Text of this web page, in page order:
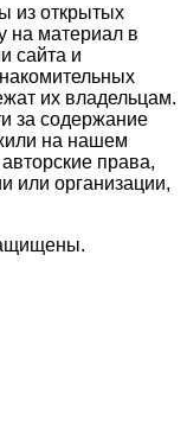
из открытых
на материал в
сайта и
их владельцам.
за содержание
на нашем
права,
или организации,